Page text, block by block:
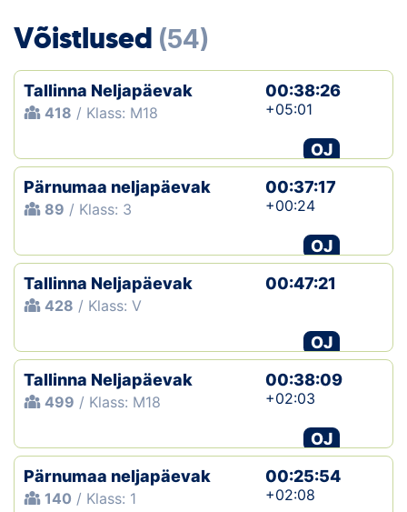
Kaardid
Koondised
Tulemused
Klubid
Suletud maastikud
Püsirajad
Ajalugu
Võistlused (54)
Tallinna Neljapäevak
418 / Klass: M18
00:38:26
+05:01
OJ
Pärnumaa neljapäevak
89 / Klass: 3
00:37:17
+00:24
OJ
Tallinna Neljapäevak
428 / Klass: V
00:47:21
OJ
Tallinna Neljapäevak
499 / Klass: M18
00:38:09
+02:03
OJ
Pärnumaa neljapäevak
140 / Klass: 1
00:25:54
+02:08